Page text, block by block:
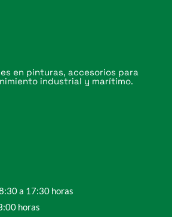
en pinturas, accesorios para
industrial y marítimo.
a 17:30 horas
horas